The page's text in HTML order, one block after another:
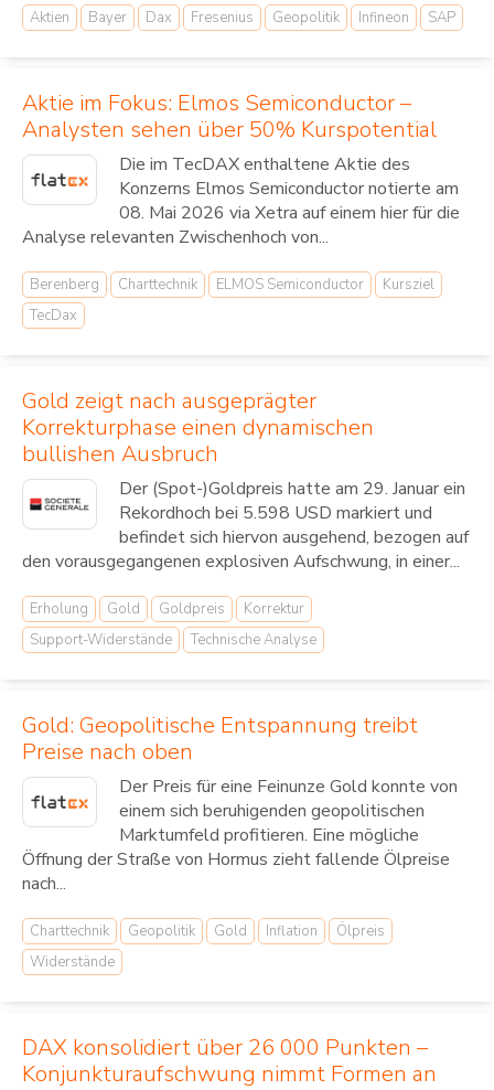
Aktien Bayer Dax Fresenius Geopolitik Infineon SAP
Aktie im Fokus: Elmos Semiconductor –
Analysten sehen über 50% Kurspotential
Die im TecDAX enthaltene Aktie des
Konzerns Elmos Semiconductor notierte am
08. Mai 2026 via Xetra auf einem hier für die
Analyse relevanten Zwischenhoch von...
Berenberg Charttechnik ELMOS Semiconductor
Kursziel
TecDax
Gold zeigt nach ausgeprägter
Korrekturphase einen dynamischen
bullishen Ausbruch
Der (Spot-)Goldpreis hatte am 29. Januar ein
Rekordhoch bei 5.598 USD markiert und
befindet sich hiervon ausgehend, bezogen auf
den vorausgegangenen explosiven Aufschwung, in einer...
Erholung Gold Goldpreis
Korrektur
Support-Widerstände
Technische Analyse
Gold: Geopolitische Entspannung treibt
Preise nach oben
Der Preis für eine Feinunze Gold konnte von
einem sich beruhigenden geopolitischen
Marktumfeld profitieren. Eine mögliche
Öffnung der Straße von Hormus zieht fallende Ölpreise
nach...
Charttechnik Geopolitik Gold Inflation
Ölpreis
Widerstände
DAX konsolidiert über 26 000 Punkten –
Konjunkturaufschwung nimmt Formen an